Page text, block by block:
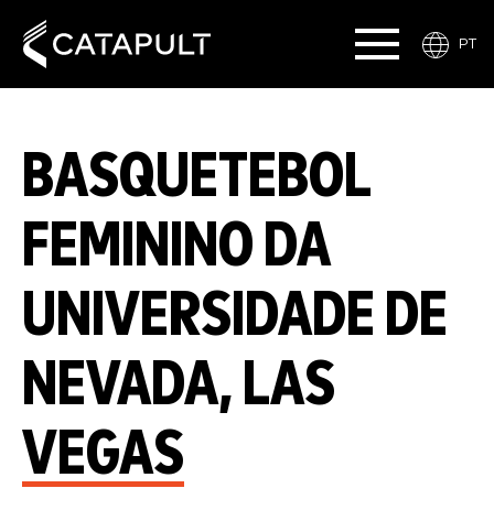
PT
BASQUETEBOL
FEMININO DA
UNIVERSIDADE DE
NEVADA, LAS
VEGAS